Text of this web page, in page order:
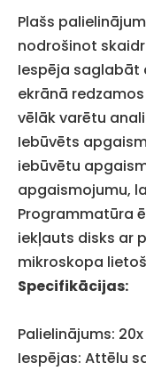
Plašs
nodrošinot
Iespēja saglabāt
ekrānā
vēlāk varētu
Iebūvēts
iebūvētu
apgaismojumu,
Programmatūra
iekļauts disks ar
mikroskopa
Specifikācijas:
Palielinājums:
Iespējas: Attēlu